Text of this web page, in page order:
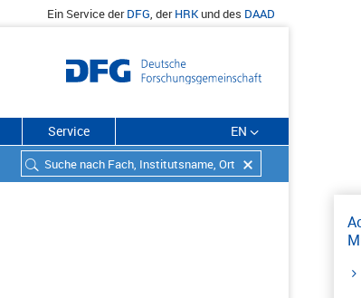
Ein Service derDFG, derHRKund des DAAD
Service EN